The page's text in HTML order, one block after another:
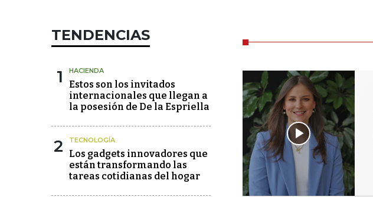
TENDENCIAS
1 HACIENDA
Estos son los invitados
internacionales que llegan a
la posesión de De la Espriella
2 TECNOLOGÍA
Los gadgets innovadores que
están transformando las
tareas cotidianas del hogar